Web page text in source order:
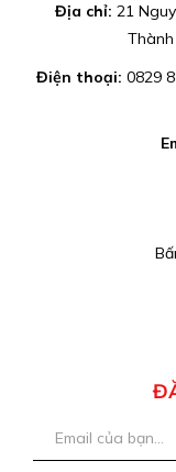
Địa chỉ: 21
Thành
Điện thoại: 0829